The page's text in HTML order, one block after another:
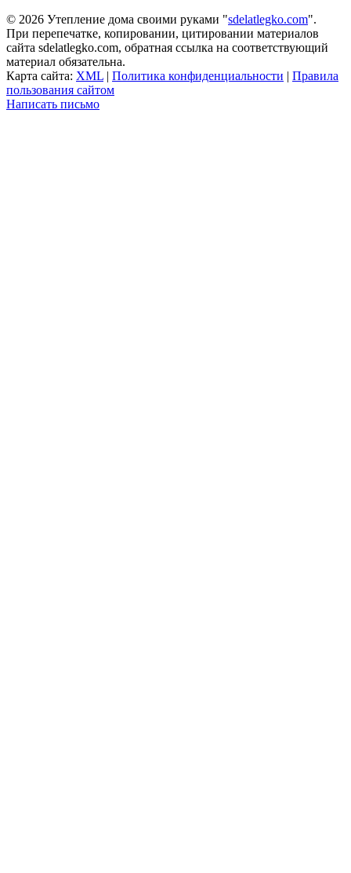
© 2026 Утепление дома своими руками "sdelatlegko.com".
При перепечатке, копировании, цитировании материалов
сайта sdelatlegko.com, обратная ссылка на соответствующий
материал обязательна.
Карта сайта: XML | Политика конфиденциальности | Правила
пользования сайтом
Написать письмо